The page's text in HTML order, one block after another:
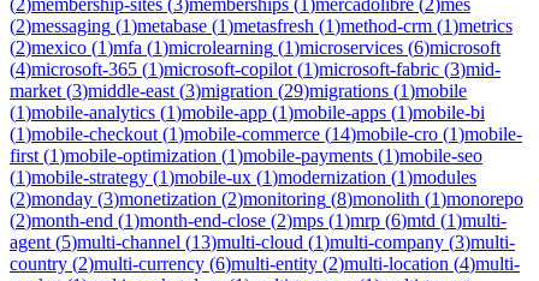
(2)messaging (1)metabase (1)metasfresh (1)method-crm (1)metrics
(2)mexico (1)mfa (1)microlearning (1)microservices (6)microsoft
(4)microsoft-365 (1)microsoft-copilot (1)microsoft-fabric (3)mid-
market (3)middle-east (3)migration (29)migrations (1)mobile
(1)mobile-analytics (1)mobile-app (1)mobile-apps (1)mobile-bi
(1)mobile-checkout (1)mobile-commerce (14)mobile-cro (1)mobile-
first (1)mobile-optimization (1)mobile-payments (1)mobile-seo
(1)mobile-strategy (1)mobile-ux (1)modernization (1)modules
(2)monday (3)monetization (2)monitoring (8)monolith (1)monorepo
(2)month-end (1)month-end-close (2)mps (1)mrp (6)mtd (1)multi-
agent (5)multi-channel (13)multi-cloud (1)multi-company (3)multi-
country (2)multi-currency (6)multi-entity (2)multi-location (4)multi-